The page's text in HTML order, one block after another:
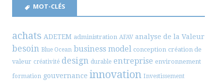
MOT-CLÉS
achats ADETEM administration AFAV analyse de la Valeur
besoin Blue Ocean business model conception création de
valeur créativité design durable entreprise environnement
formation gouvernance innovation Investissement